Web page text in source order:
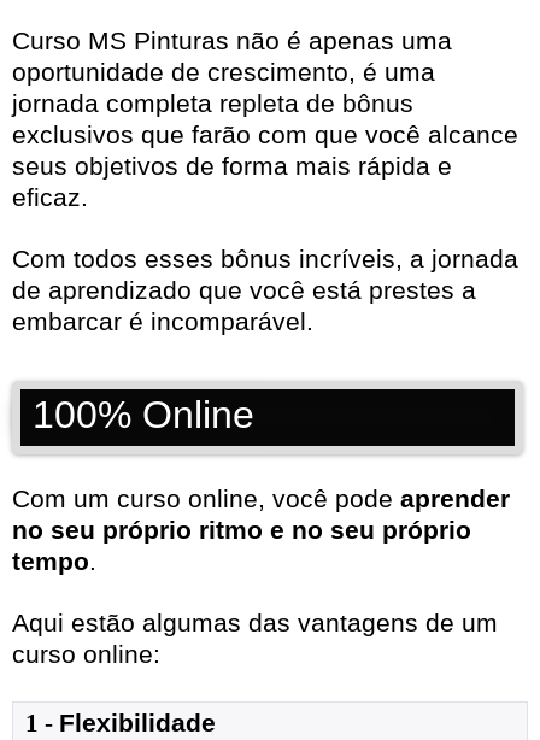
Curso MS Pinturas não é apenas uma
oportunidade de crescimento, é uma
jornada completa repleta de bônus
exclusivos que farão com que você alcance
seus objetivos de forma mais rápida e
eficaz.
Com todos esses bônus incríveis, a jornada
de aprendizado que você está prestes a
embarcar é incomparável.
100% Online
Com um curso online, você pode aprender
no seu próprio ritmo e no seu próprio
tempo.
Aqui estão algumas das vantagens de um
curso online:
1 - Flexibilidade